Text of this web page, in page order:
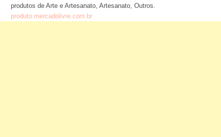
produtos de Arte e Artesanato, Artesanato, Outros.
produto.mercadolivre.com.br